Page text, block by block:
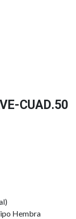
CUAD.50
Hembra